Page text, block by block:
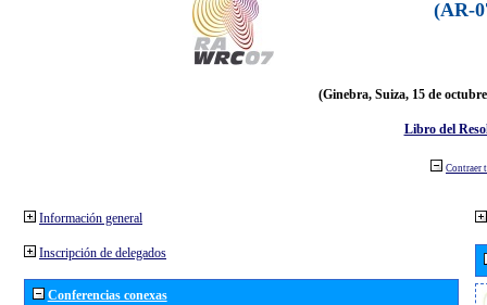
(AR-
(Ginebra, Suiza, 15 de
Libro del
Contraer
Información general
Inscripción de delegados
Conferencias conexas